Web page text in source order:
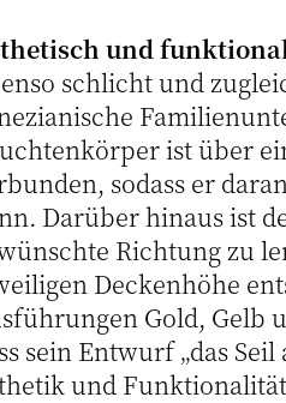
und
schlicht und
ist über
sodass er
Darüber hinaus ist
Richtung zu
Deckenhöhe
Gold, Gelb
sein Entwurf „das
und